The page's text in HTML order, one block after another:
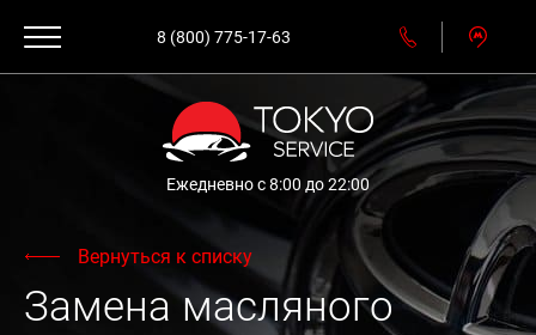
8 (800) 775-17-63
Ежедневно с 8:00 до 22:00
Вернуться к списку
Замена масляного